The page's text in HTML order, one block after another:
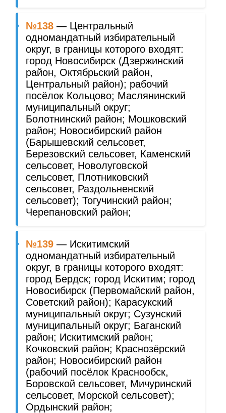
№138 — Центральный
одномандатный избирательный
округ, в границы которого входят:
город Новосибирск (Дзержинский
район, Октябрьский район,
Центральный район); рабочий
посёлок Кольцово; Маслянинский
муниципальный округ;
Болотнинский район; Мошковский
район; Новосибирский район
(Барышевский сельсовет,
Березовский сельсовет, Каменский
сельсовет, Новолуговской
сельсовет, Плотниковский
сельсовет, Раздольненский
сельсовет); Тогучинский район;
Черепановский район;
№139 — Искитимский
одномандатный избирательный
округ, в границы которого входят:
город Бердск; город Искитим; город
Новосибирск (Первомайский район,
Советский район); Карасукский
муниципальный округ; Сузунский
муниципальный округ; Баганский
район; Искитимский район;
Кочковский район; Краснозёрский
район; Новосибирский район
(рабочий посёлок Краснообск,
Боровской сельсовет, Мичуринский
сельсовет, Морской сельсовет);
Ордынский район;